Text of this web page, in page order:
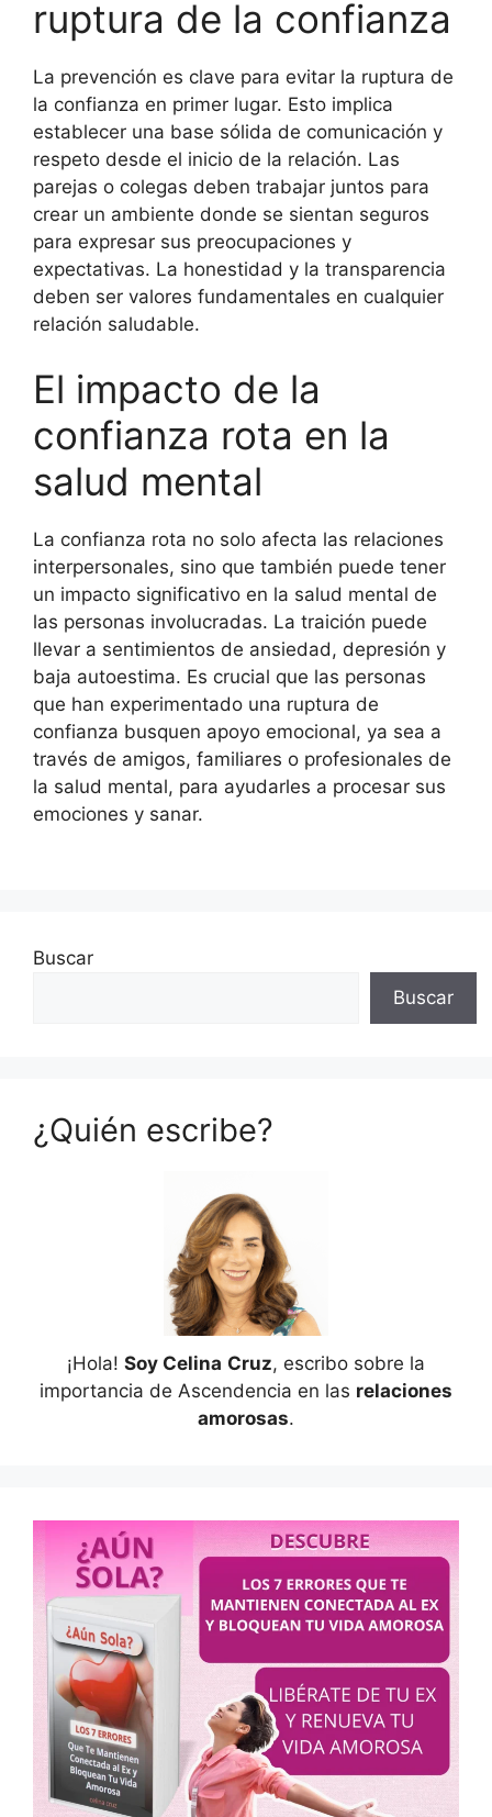
ruptura de la confianza
La prevención es clave para evitar la ruptura de
la confianza en primer lugar. Esto implica
establecer una base sólida de comunicación y
respeto desde el inicio de la relación. Las
parejas o colegas deben trabajar juntos para
crear un ambiente donde se sientan seguros
para expresar sus preocupaciones y
expectativas. La honestidad y la transparencia
deben ser valores fundamentales en cualquier
relación saludable.
El impacto de la
confianza rota en la
salud mental
La confianza rota no solo afecta las relaciones
interpersonales, sino que también puede tener
un impacto significativo en la salud mental de
las personas involucradas. La traición puede
llevar a sentimientos de ansiedad, depresión y
baja autoestima. Es crucial que las personas
que han experimentado una ruptura de
confianza busquen apoyo emocional, ya sea a
través de amigos, familiares o profesionales de
la salud mental, para ayudarles a procesar sus
emociones y sanar.
Buscar
Buscar
¿Quién escribe?
¡Hola! Soy Celina Cruz, escribo sobre la
importancia de Ascendencia en las relaciones
amorosas.